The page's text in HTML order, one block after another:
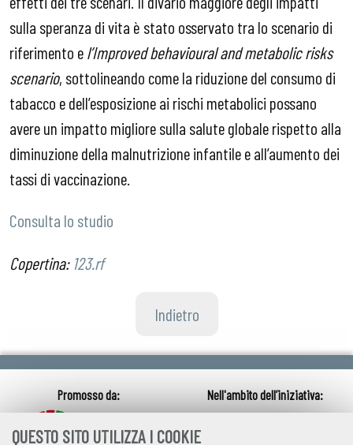
QUESTO SITO UTILIZZA I COOKIE
sulla speranza di vita è stato osservato tra lo scenario di
riferimento el’Improved behavioural and metabolic risks
scenario, sottolineando come la riduzione del consumo di
tabacco e dell’esposizione ai rischi metabolici possano
avere un impatto migliore sulla salute globale rispetto alla
diminuzione della malnutrizione infantile e all’aumento dei
tassi di vaccinazione.
Consulta lo studio
Copertina: 123.rf
Indietro